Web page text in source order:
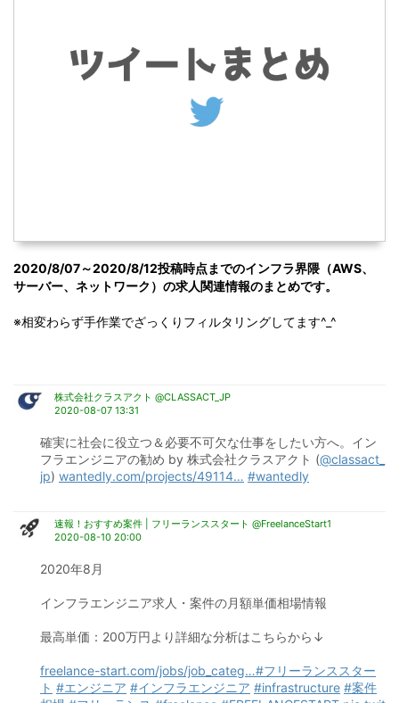
2020/8/07～2020/8/12投稿時点までのインフラ界隈（AWS、
サーバー、ネットワーク）の求人関連情報のまとめです。
※相変わらず手作業でざっくりフィルタリングしてます^_^
株式会社クラスアクト @CLASSACT_JP
2020-08-07 13:31
確実に社会に役立つ＆必要不可欠な仕事をしたい方へ。イン
フラエンジニアの勧め by 株式会社クラスアクト (@classact_
jp) wantedly.com/projects/49114… #wantedly
速報！おすすめ案件 | フリーランススタート @FreelanceStart1
2020-08-10 20:00
2020年8月
インフラエンジニア求人・案件の月額単価相場情報
最高単価：200万円より詳細な分析はこちらから↓
freelance-start.com/jobs/job_categ…#フリーランススター
ト #エンジニア #インフラエンジニア #infrastructure #案件